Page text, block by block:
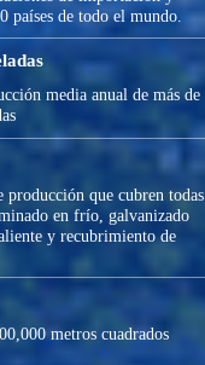
países de todo el mundo.
media anual de más de
producción que cubren todas
en frío, galvanizado
y recubrimiento de
metros cuadrados